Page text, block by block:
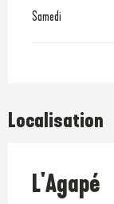
Samedi
Localisation
L'Agapé